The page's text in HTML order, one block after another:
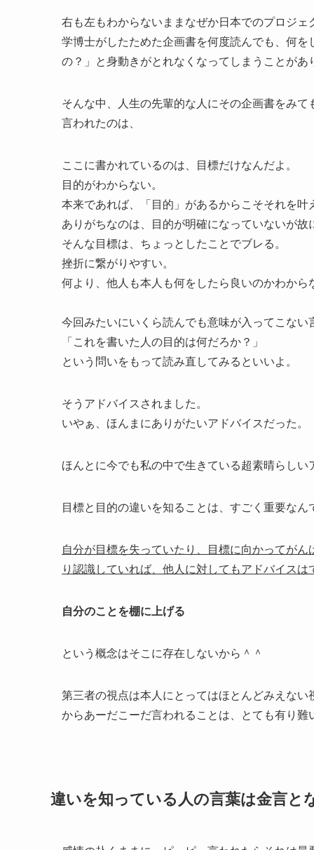
右も左もわからないままなぜか日本でのプロジ
学博士がしたためた企画書を何度読んでも、何
の？」と身動きがとれなくなってしまうことがあ
そんな中、人生の先輩的な人にその企画書をみて
言われたのは、
ここに書かれているのは、目標だけなんだよ。
目的がわからない。
本来であれば、「目的」があるからこそそれを
ありがちなのは、目的が明確になっていないが
そんな目標は、ちょっとしたことでブレる。
挫折に繋がりやすい。
何より、他人も本人も何をしたら良いのかわから
今回みたいにいくら読んでも意味が入ってこない
「これを書いた人の目的は何だろか？」
という問いをもって読み直してみるといいよ。
そうアドバイスされました。
いやぁ、ほんまにありがたいアドバイスだった。
ほんとに今でも私の中で生きている超素晴らし
目標と目的の違いを知ることは、すごく重要なん
自分が目標を失っていたり、目標に向かってが
り認識していれば、他人に対してもアドバイスは
自分のことを棚に上げる
という概念はそこに存在しないから＾＾
第三者の視点は本人にとってはほとんどみえな
からあーだこーだ言われることは、とても有り難
違いを知っている人の言葉は金言と